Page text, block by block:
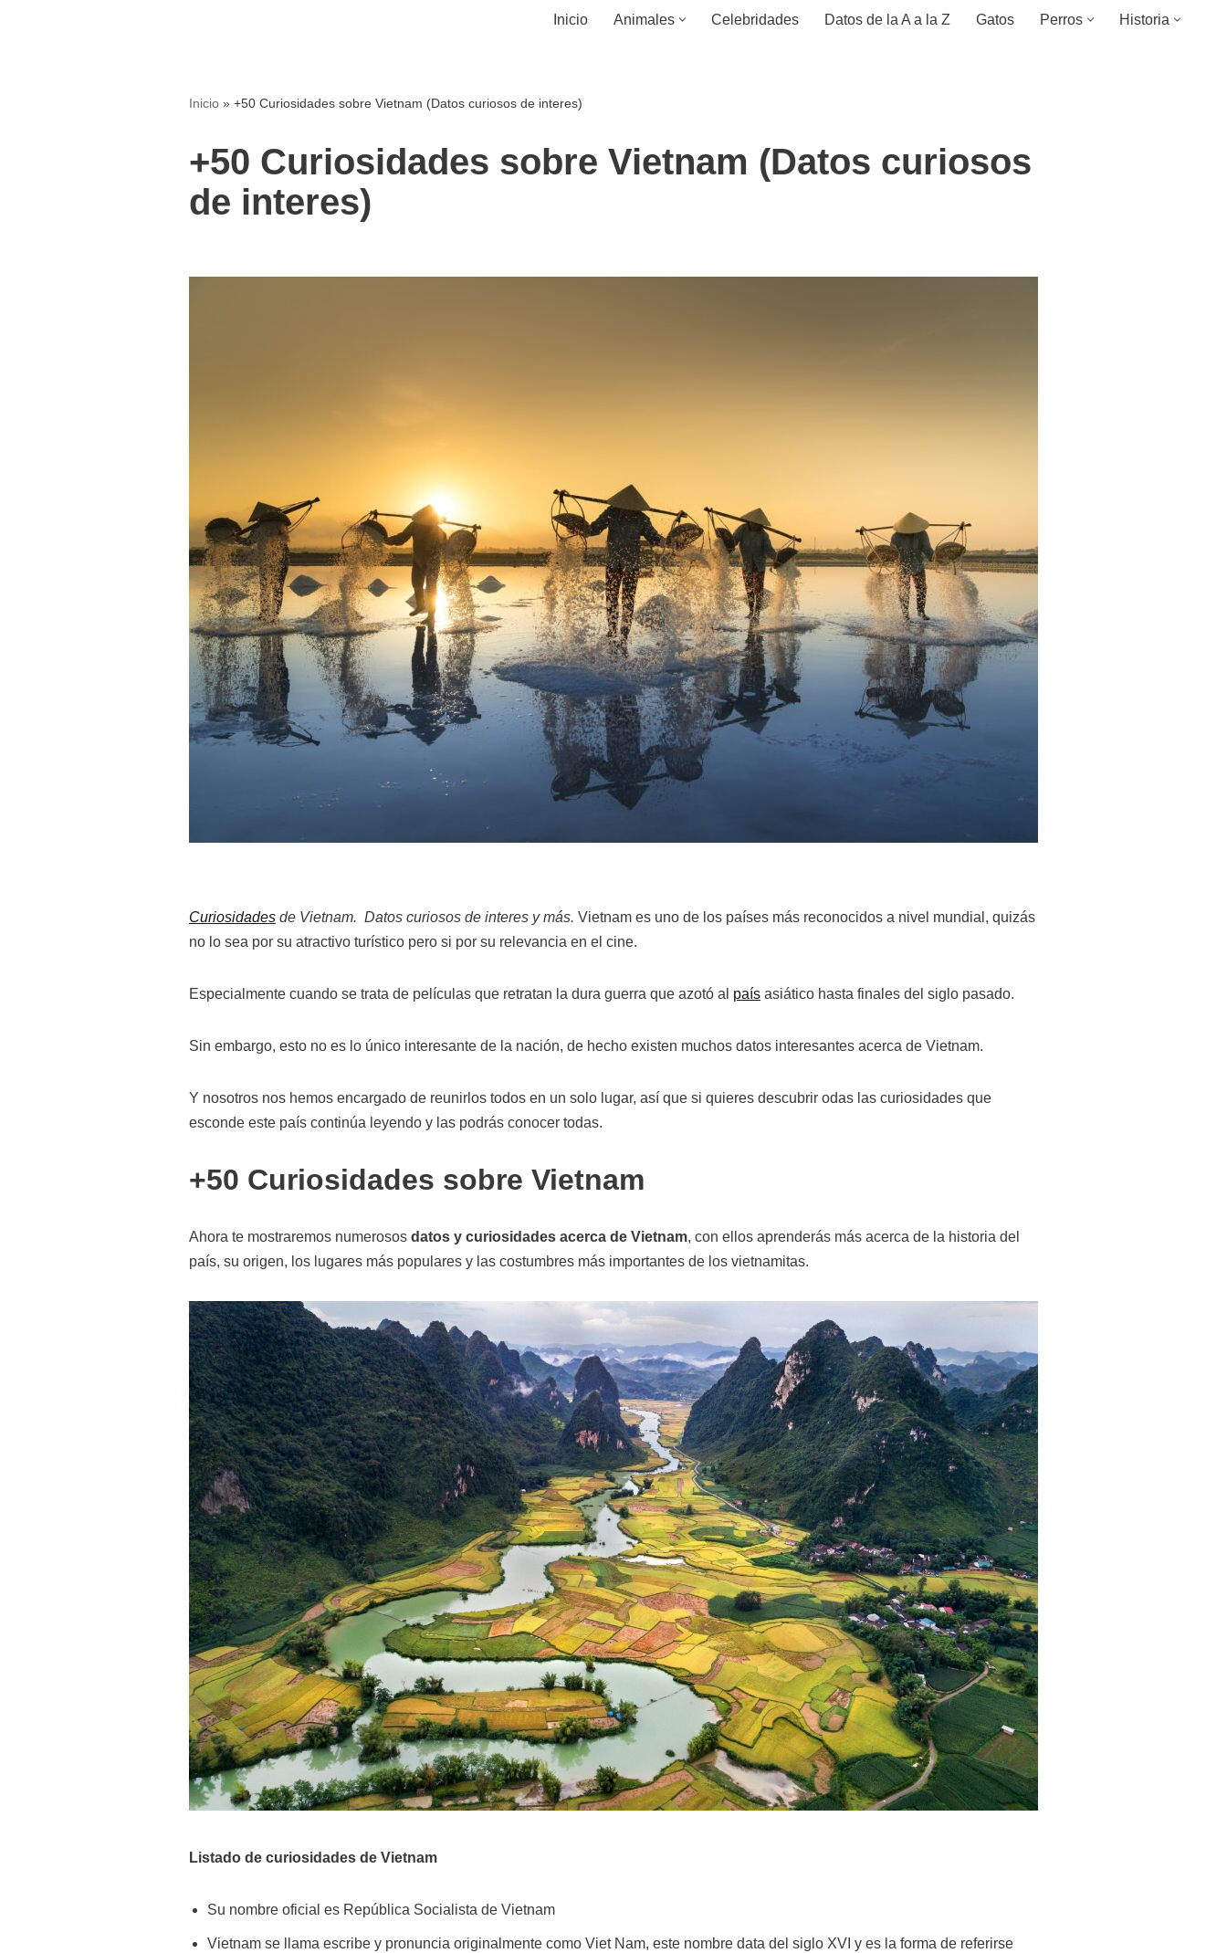
Inicio Animales Celebridades Datos de la A a la Z Gatos Perros Historia
Inicio » +50 Curiosidades sobre Vietnam (Datos curiosos de interes)
+50 Curiosidades sobre Vietnam (Datos curiosos
de interes)
Curiosidades de Vietnam. Datos curiosos de interes y más. Vietnam es uno de los países más reconocidos a nivel mundial, quizás
no lo sea por su atractivo turístico pero si por su relevancia en el cine.
Especialmente cuando se trata de películas que retratan la dura guerra que azotó al país asiático hasta finales del siglo pasado.
Sin embargo, esto no es lo único interesante de la nación, de hecho existen muchos datos interesantes acerca de Vietnam.
Y nosotros nos hemos encargado de reunirlos todos en un solo lugar, así que si quieres descubrir odas las curiosidades que
esconde este país continúa leyendo y las podrás conocer todas.
+50 Curiosidades sobre Vietnam
Ahora te mostraremos numerosos datos y curiosidades acerca de Vietnam, con ellos aprenderás más acerca de la historia del
país, su origen, los lugares más populares y las costumbres más importantes de los vietnamitas.
Listado de curiosidades de Vietnam
Su nombre oficial es República Socialista de Vietnam
Vietnam se llama escribe y pronuncia originalmente como Viet Nam, este nombre data del siglo XVI y es la forma de referirse